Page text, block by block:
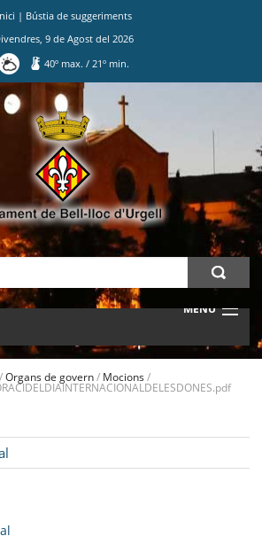
| Bústia de suggeriments
9 de Agost del 2026
40º max./ 21º min.
MENU
/Organs de govern/ Mocions/